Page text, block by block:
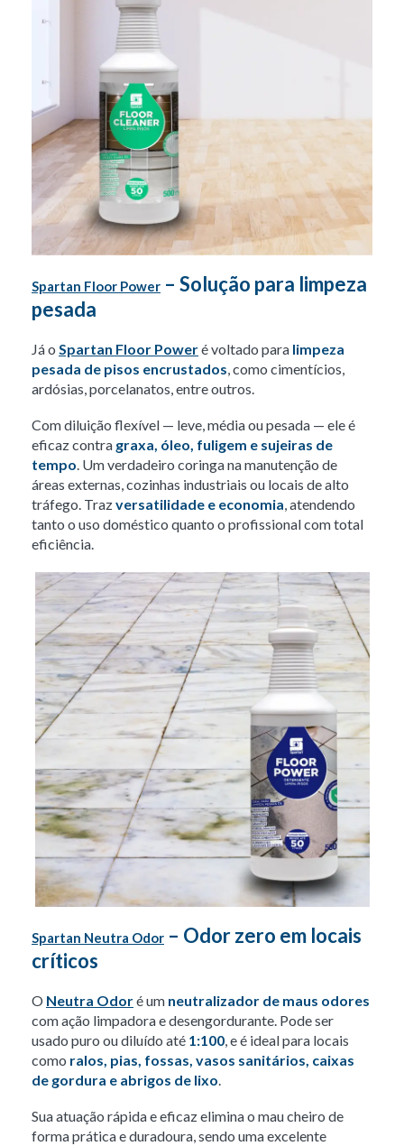
Spartan Floor Power – Solução para limpeza
pesada
Já o Spartan Floor Poweré voltado para limpeza
pesada de pisos encrustados , como cimentícios,
ardósias, porcelanatos, entre outros.
Com diluição flexível — leve, média ou pesada — ele é
eficaz contra graxa, óleo, fuligem e sujeiras de
tempo. Um verdadeiro coringa na manutenção de
áreas externas, cozinhas industriais ou locais de alto
tráfego. Trazversatilidade e economia, atendendo
tanto o uso doméstico quanto o profissional com total
eficiência.
Spartan Neutra Odor – Odor zero em locais
críticos
O Neutra Odoré um neutralizador de maus odores
com ação limpadora e desengordurante. Pode ser
usado puro ou diluído até 1:100 , e é ideal para locais
como ralos, pias, fossas, vasos sanitários, caixas
de gordura e abrigos de lixo
Sua atuação rápida e eficaz elimina o mau cheiro de
forma prática e duradoura, sendo uma excelente